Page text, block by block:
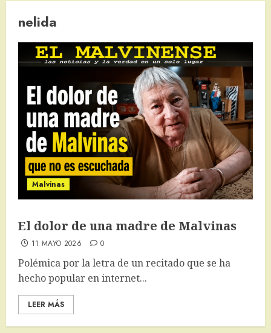
nelida
Malvinas
El dolor de una madre de Malvinas
11 MAYO 2026 0
Polémica por la letra de un recitado que se ha
hecho popular en internet...
LEER MÁS